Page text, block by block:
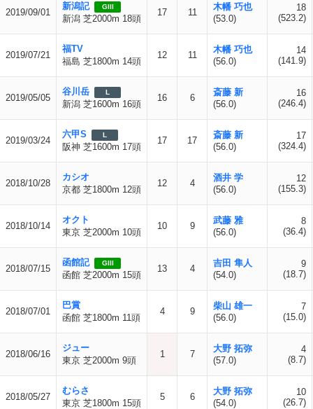
2019/09/01
新潟記 GIII
新潟 芝2000m 18頭
17 11
木幡 巧也
(53.0)
18
(523.2)
2019/07/21
福TV
福島 芝1800m 14頭
12 11
木幡 巧也
(56.0)
14
(141.9)
2019/05/05
谷川岳 L
新潟 芝1600m 16頭
16 6
斎藤 新
(56.0)
16
(246.4)
2019/03/24
六甲S L
阪神 芝1600m 17頭
17 17
斎藤 新
(56.0)
17
(324.4)
2018/10/28
カシオ
京都 芝1800m 12頭
12 4
酒井 学
(56.0)
12
(155.3)
2018/10/14
オクト
東京 芝2000m 10頭
10 9
武藤 雅
(56.0)
8
(36.4)
2018/07/15
函館記 GIII
函館 芝2000m 15頭
13 4
吉田 隼人
(54.0)
9
(18.7)
2018/07/01
巴賞
函館 芝1800m 11頭
4 9
柴山 雄一
(56.0)
7
(15.0)
2018/06/16
ジュー
東京 芝2000m 9頭
1 7
大野 拓弥
(57.0)
4
(8.7)
2018/05/27
むらさ
東京 芝1800m 15頭
5 6
大野 拓弥
(54.0)
10
(26.7)